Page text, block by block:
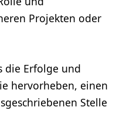
Projekten oder
die Erfolge und
hervorheben, einen
Stelle